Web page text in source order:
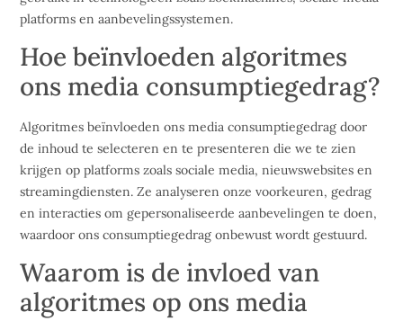
platforms en aanbevelingssystemen.
Hoe beïnvloeden algoritmes
ons media consumptiegedrag?
Algoritmes beïnvloeden ons media consumptiegedrag door
de inhoud te selecteren en te presenteren die we te zien
krijgen op platforms zoals sociale media, nieuwswebsites en
streamingdiensten. Ze analyseren onze voorkeuren, gedrag
en interacties om gepersonaliseerde aanbevelingen te doen,
waardoor ons consumptiegedrag onbewust wordt gestuurd.
Waarom is de invloed van
algoritmes op ons media